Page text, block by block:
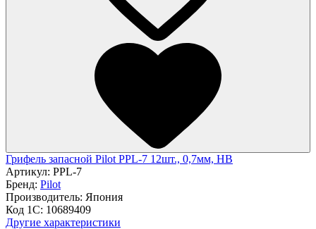
Грифель запасной Pilot PPL-7 12шт., 0,7мм, HB
Артикул: PPL-7
Бренд: Pilot
Производитель: Япония
Код 1С: 10689409
Другие характеристики